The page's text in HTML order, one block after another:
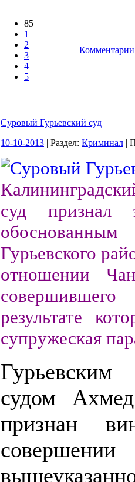
85
1
2
3
4
5
Суровый Гурьевский суд
10-10-2013 | Раздел: Криминал |
суд признал
Гурьевского
отношении
результате
супружеская
судом
признан
совершении